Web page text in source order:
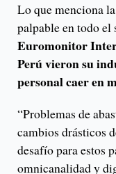
Lo que menciona
palpable en todo
Euromonitor
Perú vieron su
personal caer en
“Problemas de
cambios drásticos
desafío para estos
omnicanalidad y